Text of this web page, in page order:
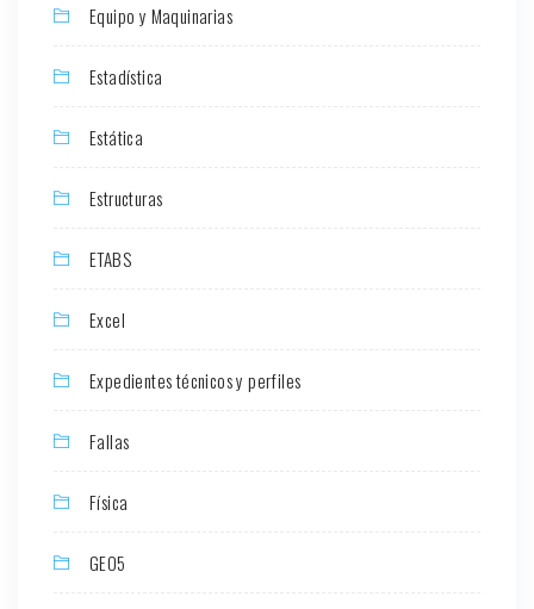
Equipo y Maquinarias
Estadística
Estática
Estructuras
ETABS
Excel
Expedientes técnicos y perfiles
Fallas
Física
GEO5